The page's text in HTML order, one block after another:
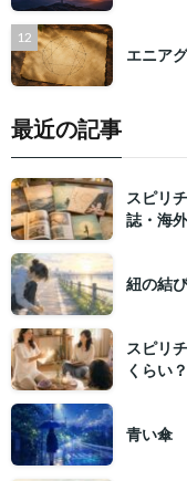
エニア
最近の記事
スピリ
誌・海
紐の結
スピリ
くらい
青い傘